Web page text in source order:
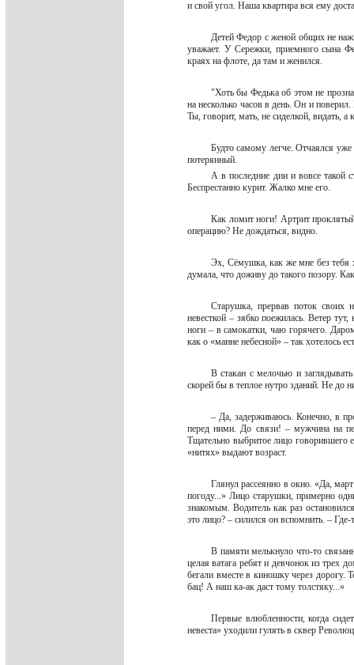
и свой угол. Наша квартира вся ему
Детей Федор с женой общих не
уважает. У Сережки, приемного сына
краях на флоте, да там и женился.
"Хоть бы Федька об этом не
на несколько часов в день. Он и
Ты, говорит, мать, не сиделкой, видать,
Будто самому легче. Отчаялся уже
потерянный.
А в последние дни и вовсе такой
Беспрестанно курит. Жалко мне его.
Как ломит ноги! Артрит проклятый
операцию? Не дождаться, видно.
Эх, Сёмушка, как же мне без тебя
думала, что доживу до такого позору.
Старушка, прервав поток своих
невесткой – зябко поежилась. Ветер
ноги – в самокатки, чаю горячего.
как о «манне небесной» – так хотелось
В стакан с мелочью и
скорей бы в теплое нутро зданий. Не до
– Да, задерживаюсь. Конечно, в
перед ними. До связи! – мужчина на
Тщательно выбритое лицо
«нитях» выдают возраст.
Глянул рассеянно в окно. «Да,
погоду...» Лицо старушки, примерно
знакомым. Водитель как раз
это лицо? – силился он вспомнить. –
В памяти мелькнуло что-то
целая ватага ребят и девчонок из
бегали вместе в киношку через дорогу.
бац! А наш ка-ак даст тому толстяку...»
Первые влюбленности, когда
невеста» уходили гулять в сквер